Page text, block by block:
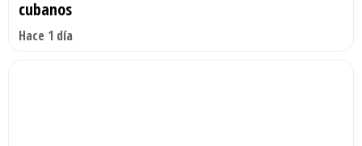
cubanos
Hace 1 día